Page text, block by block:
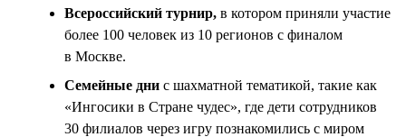
Всероссийский турнир, в котором приняли участие
более 100 человек из 10 регионов с финалом
в Москве.
Семейные дни с шахматной тематикой, такие как
«Ингосики в Стране чудес», где дети сотрудников
30 филиалов через игру познакомились с миром